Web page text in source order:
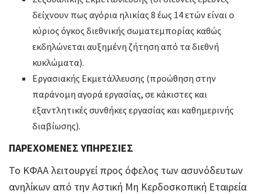
δείχνουν πως αγόρια ηλικίας 8 έως 14 ετών είναι ο
κύριος όγκος διεθνικής σωματεμπορίας καθώς
εκδηλώνεται αυξημένη ζήτηση από τα διεθνή
κυκλώματα).
Εργασιακής Εκμετάλλευσης (προώθηση στην
παράνομη αγορά εργασίας, σε κάκιστες και
εξαντλητικές συνθήκες εργασίας και καθημερινής
διαβίωσης).
ΠΑΡΕΧΟΜΕΝΕΣ ΥΠΗΡΕΣΙΕΣ
Το ΚΦΑΑ λειτουργεί προς όφελος των ασυνόδευτων
ανηλίκων από την Αστική Μη Κερδοσκοπική Εταιρεία